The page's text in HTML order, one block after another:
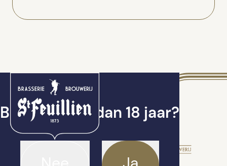
Ben je ouder dan 18 jaar?